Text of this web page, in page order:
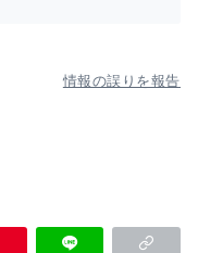
情報の誤りを報告